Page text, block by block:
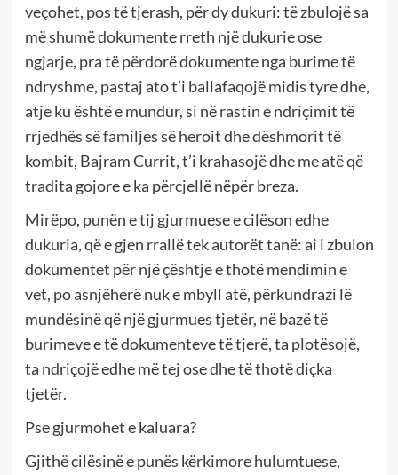
veçohet, pos të tjerash, për dy dukuri: të zbulojë sa
më shumë dokumente rreth një dukurie ose
ngjarje, pra të përdorë dokumente nga burime të
ndryshme, pastaj ato t’i ballafaqojë midis tyre dhe,
atje ku është e mundur, si në rastin e ndriçimit të
rrjedhës së familjes së heroit dhe dëshmorit të
kombit, Bajram Currit, t’i krahasojë dhe me atë që
tradita gojore e ka përcjellë nëpër breza.
Mirëpo, punën e tij gjurmuese e cilëson edhe
dukuria, që e gjen rrallë tek autorët tanë: ai i zbulon
dokumentet për një çështje e thotë mendimin e
vet, po asnjëherë nuk e mbyll atë, përkundrazi lë
mundësinë që një gjurmues tjetër, në bazë të
burimeve e të dokumenteve të tjerë, ta plotësojë,
ta ndriçojë edhe më tej ose dhe të thotë diçka
tjetër.
Pse gjurmohet e kaluara?
Gjithë cilësinë e punës kërkimore hulumtuese,